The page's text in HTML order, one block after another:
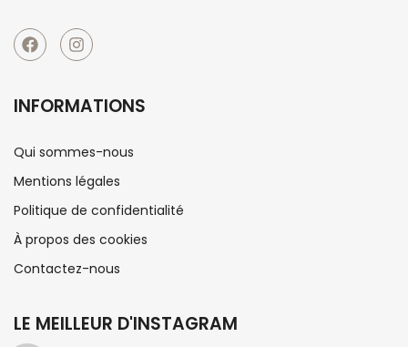
INFORMATIONS
Qui sommes-nous
Mentions légales
Politique de confidentialité
À propos des cookies
Contactez-nous
LE MEILLEUR D'INSTAGRAM